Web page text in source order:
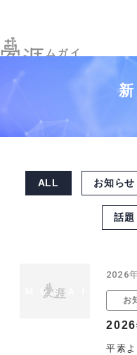
ムガイ
ALL お知らせ
話題
2026
お
2026
平素